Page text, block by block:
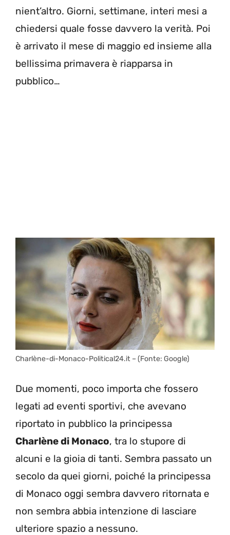
nient’altro. Giorni, settimane, interi mesi a
chiedersi quale fosse davvero la verità. Poi
è arrivato il mese di maggio ed insieme alla
bellissima primavera è riapparsa in
pubblico…
Charlène-di-Monaco-Political24.it – (Fonte: Google)
Due momenti, poco importa che fossero
legati ad eventi sportivi, che avevano
riportato in pubblico la principessa
Charlène di Monaco, tra lo stupore di
alcuni e la gioia di tanti. Sembra passato un
secolo da quei giorni, poiché la principessa
di Monaco oggi sembra davvero ritornata e
non sembra abbia intenzione di lasciare
ulteriore spazio a nessuno.